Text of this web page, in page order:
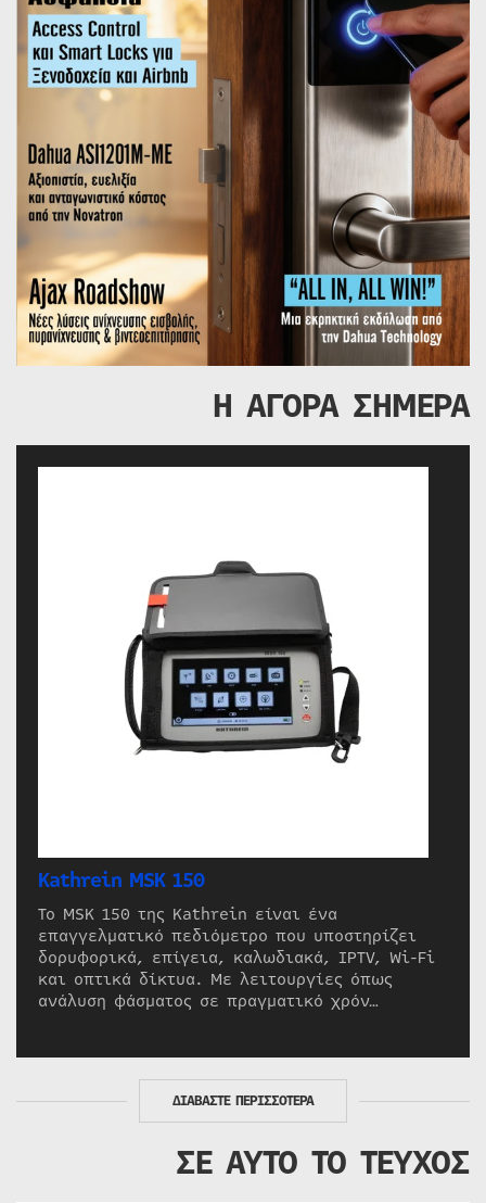
Η ΑΓΟΡΑ ΣΗΜΕΡΑ
Kathrein MSK 150
Το MSK 150 της Kathrein είναι ένα
επαγγελματικό πεδιόμετρο που υποστηρίζει
δορυφορικά, επίγεια, καλωδιακά, IPTV, Wi-Fi
και οπτικά δίκτυα. Με λειτουργίες όπως
ανάλυση φάσματος σε πραγματικό χρόν…
ΔΙΑΒΑΣΤΕ ΠΕΡΙΣΣΟΤΕΡΑ
ΣΕ ΑΥΤΟ ΤΟ ΤΕΥΧΟΣ